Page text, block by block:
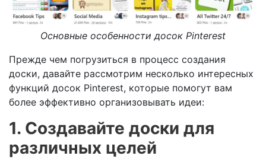
Основные особенности досок Pinterest
Прежде чем погрузиться в процесс создания
доски, давайте рассмотрим несколько интересных
функций досок Pinterest, которые помогут вам
более эффективно организовывать идеи:
1. Создавайте доски для
различных целей